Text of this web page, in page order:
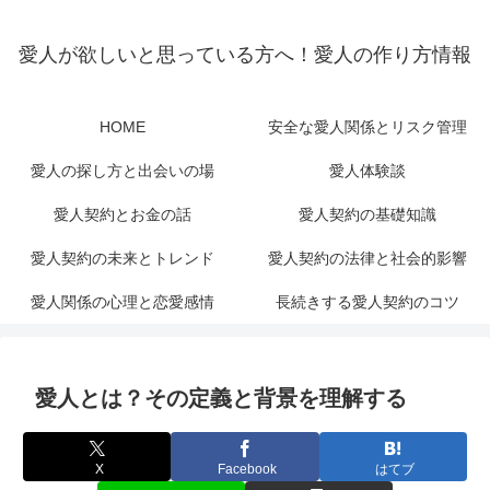
愛人が欲しいと思っている方へ！愛人の作り方情報
HOME 安全な愛人関係とリスク管理
愛人の探し方と出会いの場 愛人体験談
愛人契約とお金の話 愛人契約の基礎知識
愛人契約の未来とトレンド 愛人契約の法律と社会的影響
愛人関係の心理と恋愛感情 長続きする愛人契約のコツ
愛人とは？その定義と背景を理解する
X Facebook はてブ